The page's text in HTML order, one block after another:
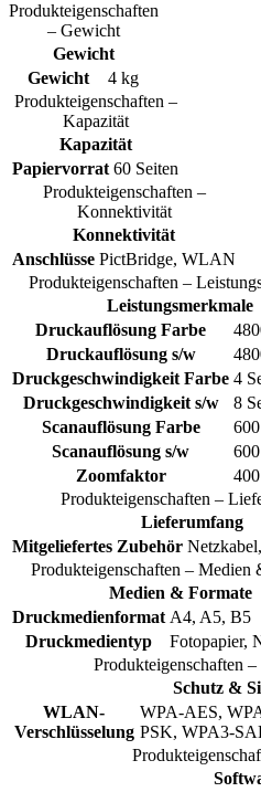
Produkteigenschaften
– Gewicht
Gewicht
Gewicht
4 kg
Produkteigenschaften –
Kapazität
Kapazität
Papiervorrat 60 Seiten
Produkteigenschaften –
Konnektivität
Konnektivität
Anschlüsse PictBridge, WLAN
Produkteigenschaften –
Leistungsmerkmale
Druckauflösung Farbe
Druckauflösung s/w
Druckgeschwindigkeit Farbe 4
Druckgeschwindigkeit s/w
8
Scanauflösung Farbe
Scanauflösung s/w
Zoomfaktor
Produkteigenschaften –
Lieferumfang
Mitgeliefertes Zubehör
Produkteigenschaften – Medien
Medien & Formate
Druckmedienformat A4, A5, B5
Druckmedientyp
Fotopapier,
Produkteigenschaften
Schutz &
WLAN-
Verschlüsselung
WPA-AES,
PSK, WPA3-